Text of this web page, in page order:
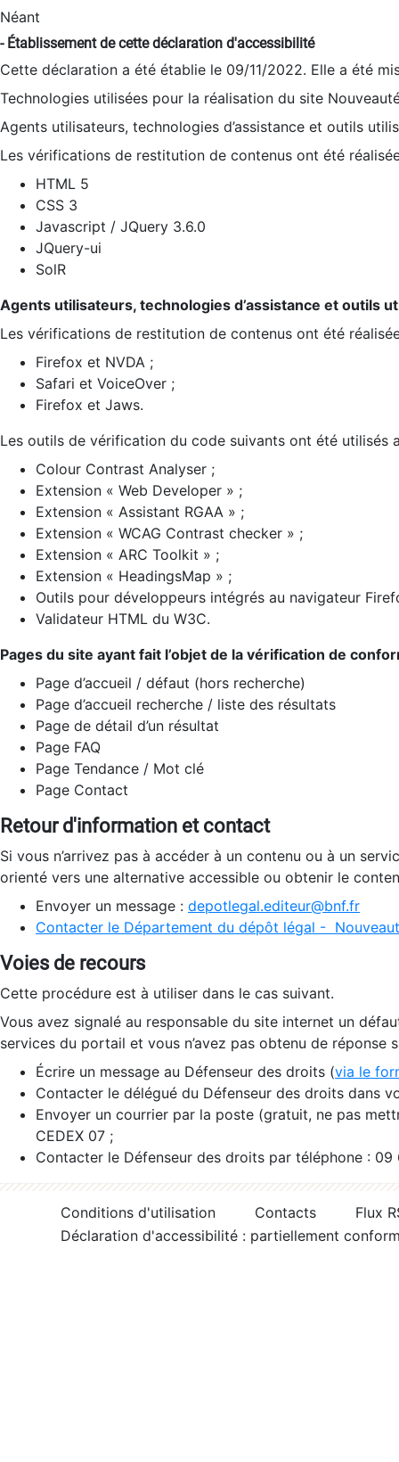
Néant
- Établissement de cette déclaration d'accessibilité
Cette déclaration a été établie le 09/11/2022. Elle a été
Technologies utilisées pour la réalisation du site
Agents utilisateurs, technologies d’assistance et outils
Les vérifications de restitution de contenus ont été
HTML 5
CSS 3
Javascript / JQuery 3.6.0
JQuery-ui
SolR
Agents utilisateurs, technologies d’assistance et outils
Les vérifications de restitution de contenus ont été
Firefox et NVDA ;
Safari et VoiceOver ;
Firefox et Jaws.
Les outils de vérification du code suivants ont été utilisés
Colour Contrast Analyser ;
Extension « Web Developer » ;
Extension « Assistant RGAA » ;
Extension « WCAG Contrast checker » ;
Extension « ARC Toolkit » ;
Extension « HeadingsMap » ;
Outils pour développeurs intégrés au navigateur
Validateur HTML du W3C.
Pages du site ayant fait l’objet de la vérification de
Page d’accueil / défaut (hors recherche)
Page d’accueil recherche / liste des résultats
Page de détail d’un résultat
Page FAQ
Page Tendance / Mot clé
Page Contact
Retour d'information et contact
Si vous n’arrivez pas à accéder à un contenu ou à un
orienté vers une alternative accessible ou obtenir le
Envoyer un message : depotlegal.editeur@bnf.fr
Contacter le Département du dépôt légal -
Voies de recours
Cette procédure est à utiliser dans le cas suivant.
Vous avez signalé au responsable du site internet un
services du portail et vous n’avez pas obtenu de réponse
Écrire un message au Défenseur des droits (via le
Contacter le délégué du Défenseur des droits dans
Envoyer un courrier par la poste (gratuit, ne pas
CEDEX 07 ;
Contacter le Défenseur des droits par téléphone :
Conditions d'utilisation Contacts
Flux
Déclaration d'accessibilité : partiellement